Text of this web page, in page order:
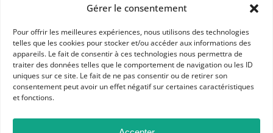
Gérer le consentement
Pour offrir les meilleures expériences, nous utilisons des technologies
telles que les cookies pour stocker et/ou accéder aux informations des
appareils. Le fait de consentir à ces technologies nous permettra de
traiter des données telles que le comportement de navigation ou les ID
uniques sur ce site. Le fait de ne pas consentir ou de retirer son
consentement peut avoir un effet négatif sur certaines caractéristiques
et fonctions.
APHG
Association des professeurs d'histoire et géographie
BP 6541 – 75065 Paris Cedex 02